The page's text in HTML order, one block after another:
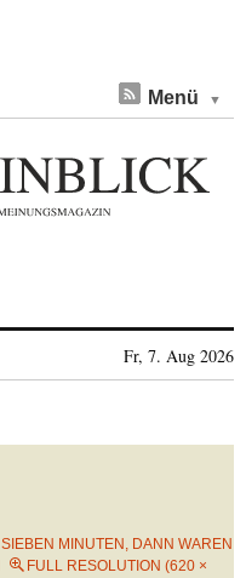
Menü
Fr, 7. Aug 2026
SIEBEN MINUTEN, DANN WAREN
FULL RESOLUTION (620 ×